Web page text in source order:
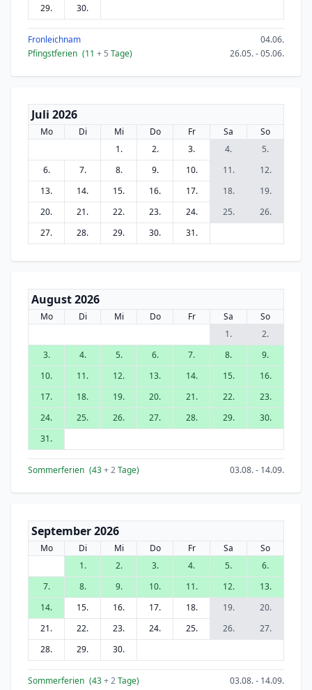
29. 30.
Fronleichnam
04.06.
Pfingstferien (11 + 5 Tage) 26.05. - 05.06.
Juli 2026
Mo Di Mi Do Fr Sa
So
1.
2. 3. 4.
5.
6.
7. 8. 9. 10. 11.
12.
13.
14. 15. 16. 17. 18.
19.
20.
21. 22. 23. 24. 25.
26.
27.
28. 29. 30. 31.
August 2026
Mo Di Mi Do Fr Sa
So
1.
2.
3.
4. 5. 6. 7. 8.
9.
10.
11. 12. 13. 14. 15.
16.
17.
18. 19. 20. 21. 22.
23.
24.
25. 26. 27. 28. 29.
30.
31.
Sommerferien (43+ 2Tage) 03.08. - 14.09.
September 2026
Mo Di Mi Do Fr Sa
So
1.
2. 3. 4. 5.
6.
7.
8. 9. 10. 11. 12.
13.
14.
15. 16. 17. 18. 19.
20.
21.
22. 23. 24. 25. 26.
27.
28.
29. 30.
Sommerferien (43+ 2Tage) 03.08. - 14.09.